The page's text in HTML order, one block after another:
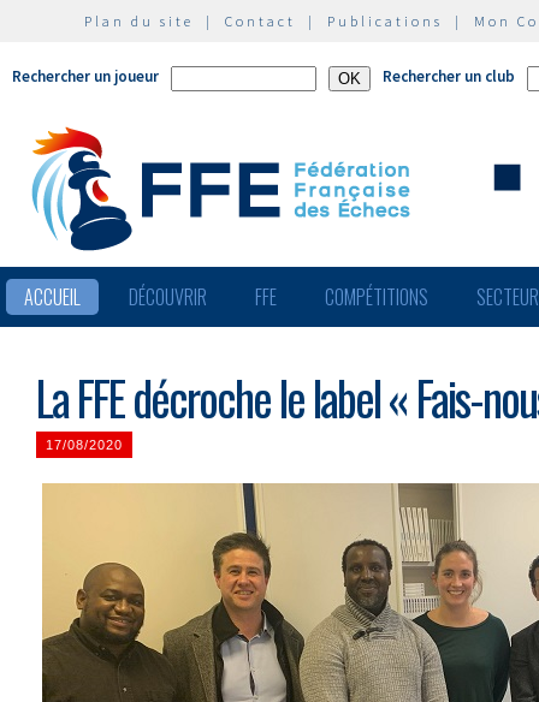
Plan du site | Contact | Publications | Mon
Rechercher un joueur Rechercher un club
ACCUEIL DÉCOUVRIR FFE COMPÉTITIONS
La FFE décroche le label « Fais-
17/08/2020